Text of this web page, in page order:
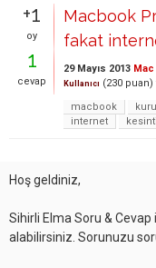
+1
oy
1
cevap
Macbook
fakat
29 Mayıs 2013
Kullanıcı (230 puan)
macbook
internet
Hoş geldiniz,
Sihirli Elma Soru & Cevap
alabilirsiniz. Sorunuzu